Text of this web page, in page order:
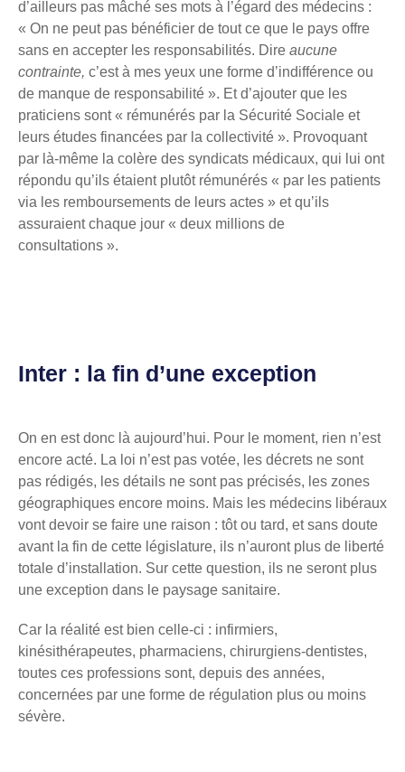
d’ailleurs pas mâché ses mots à l’égard des médecins :
« On ne peut pas bénéficier de tout ce que le pays offre
sans en accepter les responsabilités. Dire aucune
contrainte, c’est à mes yeux une forme d’indifférence ou
de manque de responsabilité ». Et d’ajouter que les
praticiens sont « rémunérés par la Sécurité Sociale et
leurs études financées par la collectivité ». Provoquant
par là-même la colère des syndicats médicaux, qui lui ont
répondu qu’ils étaient plutôt rémunérés « par les patients
via les remboursements de leurs actes » et qu’ils
assuraient chaque jour « deux millions de
consultations ».
Inter : la fin d’une exception
On en est donc là aujourd’hui. Pour le moment, rien n’est
encore acté. La loi n’est pas votée, les décrets ne sont
pas rédigés, les détails ne sont pas précisés, les zones
géographiques encore moins. Mais les médecins libéraux
vont devoir se faire une raison : tôt ou tard, et sans doute
avant la fin de cette législature, ils n’auront plus de liberté
totale d’installation. Sur cette question, ils ne seront plus
une exception dans le paysage sanitaire.
Car la réalité est bien celle-ci : infirmiers,
kinésithérapeutes, pharmaciens, chirurgiens-dentistes,
toutes ces professions sont, depuis des années,
concernées par une forme de régulation plus ou moins
sévère.